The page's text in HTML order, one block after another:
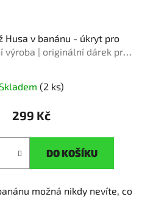
Husa v banánu - úkryt pro
výroba | originální dárek pro
(2 ks)
299 Kč
DO KOŠÍKU
možná nikdy nevíte, co